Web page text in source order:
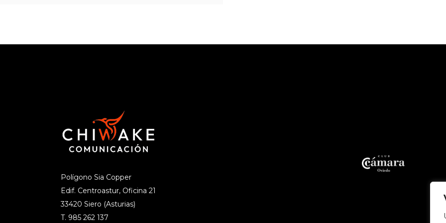
Polígono Sia Copper
Edif. Centroastur, Oficina 21
33420 Siero (Asturias)
T. 985 262 137